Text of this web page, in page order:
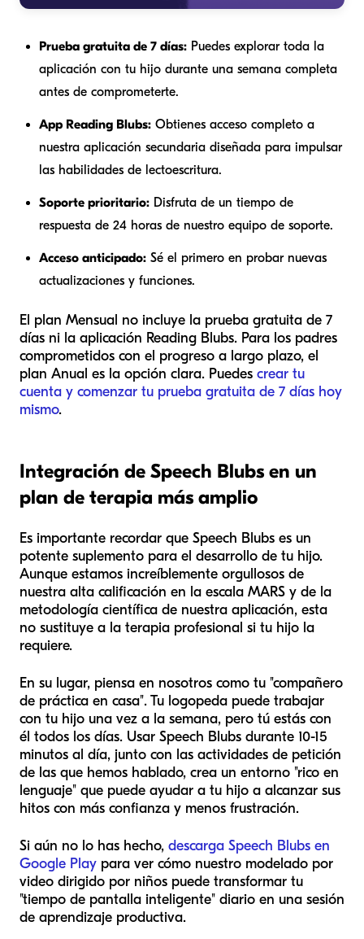
Prueba gratuita de 7 días: Puedes explorar toda la
aplicación con tu hijo durante una semana completa
antes de comprometerte.
App Reading Blubs: Obtienes acceso completo a
nuestra aplicación secundaria diseñada para impulsar
las habilidades de lectoescritura.
Soporte prioritario: Disfruta de un tiempo de
respuesta de 24 horas de nuestro equipo de soporte.
Acceso anticipado: Sé el primero en probar nuevas
actualizaciones y funciones.
El plan Mensual no incluye la prueba gratuita de 7
días ni la aplicación Reading Blubs. Para los padres
comprometidos con el progreso a largo plazo, el
plan Anual es la opción clara. Puedes crear tu
cuenta y comenzar tu prueba gratuita de 7 días hoy
mismo.
Integración de Speech Blubs en un
plan de terapia más amplio
Es importante recordar que Speech Blubs es un
potente suplemento para el desarrollo de tu hijo.
Aunque estamos increíblemente orgullosos de
nuestra alta calificación en la escala MARS y de la
metodología científica de nuestra aplicación, esta
no sustituye a la terapia profesional si tu hijo la
requiere.
En su lugar, piensa en nosotros como tu "compañero
de práctica en casa". Tu logopeda puede trabajar
con tu hijo una vez a la semana, pero tú estás con
él todos los días. Usar Speech Blubs durante 10-15
minutos al día, junto con las actividades de petición
de las que hemos hablado, crea un entorno "rico en
lenguaje" que puede ayudar a tu hijo a alcanzar sus
hitos con más confianza y menos frustración.
Si aún no lo has hecho, descarga Speech Blubs en
Google Play para ver cómo nuestro modelado por
video dirigido por niños puede transformar tu
"tiempo de pantalla inteligente" diario en una sesión
de aprendizaje productiva.